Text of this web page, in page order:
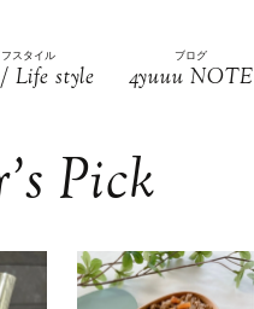
スタイル
Life style
ブログ
4yuuu NOTE
Pick